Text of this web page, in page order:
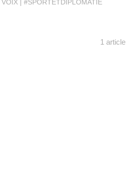
VOIX #SPORTETDIPLOMATIE
1 article